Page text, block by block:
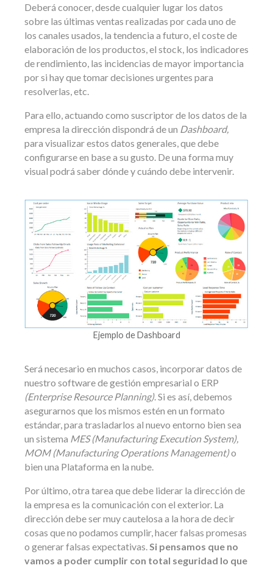
Deberá conocer, desde cualquier lugar los datos
sobre las últimas ventas realizadas por cada uno de
los canales usados, la tendencia a futuro, el coste de
elaboración de los productos, el stock, los indicadores
de rendimiento, las incidencias de mayor importancia
por si hay que tomar decisiones urgentes para
resolverlas, etc.
Para ello, actuando como suscriptor de los datos de la
empresa la dirección dispondrá de un Dashboard,
para visualizar estos datos generales, que debe
configurarse en base a su gusto. De una forma muy
visual podrá saber dónde y cuándo debe intervenir.
Ejemplo de Dashboard
Será necesario en muchos casos, incorporar datos de
nuestro software de gestión empresarial o ERP
(Enterprise Resource Planning). Si es así, debemos
asegurarnos que los mismos estén en un formato
estándar, para trasladarlos al nuevo entorno bien sea
un sistema MES (Manufacturing Execution System),
MOM (Manufacturing Operations Management)o
bien una Plataforma en la nube.
Por último, otra tarea que debe liderar la dirección de
la empresa es la comunicación con el exterior. La
dirección debe ser muy cautelosa a la hora de decir
cosas que no podamos cumplir, hacer falsas promesas
o generar falsas expectativas.Si pensamos que no
vamos a poder cumplir con total seguridad lo que